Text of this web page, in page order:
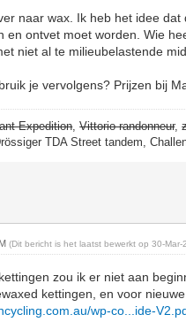
naar wax. Ik heb het idee
en ontvet moet worden. Wie
niet al te milieubelastende
je vervolgens? Prijzen bij
Expedition,Vittorio randonneur,
TDA Street tandem,
(Dit bericht is het laatst bewerkt op 30-
zou ik er niet aan
kettingen, en voor
wp-co...ide-